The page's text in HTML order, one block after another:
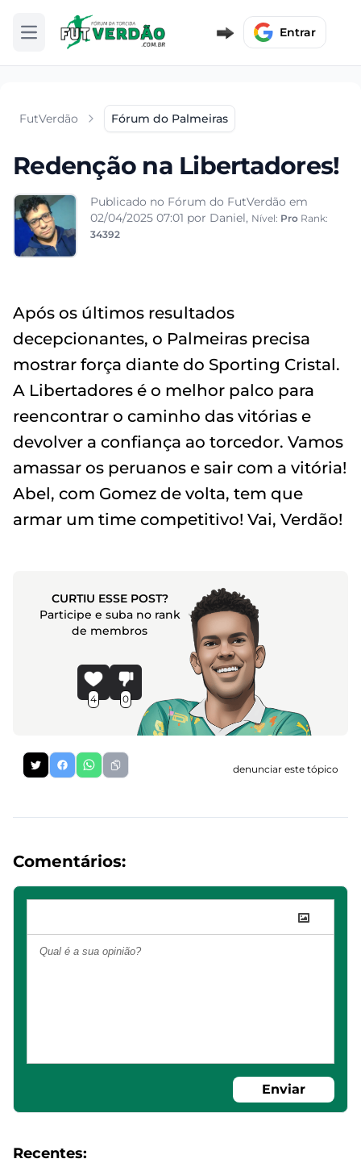
Abrir menu Entrar
FutVerdão Fórum do Palmeiras
Redenção na Libertadores!
Publicado no Fórum do FutVerdão em
02/04/2025 07:01 por Daniel, Nível: Pro Rank:
34392
Após os últimos resultados
decepcionantes, o Palmeiras precisa
mostrar força diante do Sporting Cristal.
A Libertadores é o melhor palco para
reencontrar o caminho das vitórias e
devolver a confiança ao torcedor. Vamos
amassar os peruanos e sair com a vitória!
Abel, com Gomez de volta, tem que
armar um time competitivo! Vai, Verdão!
CURTIU ESSE POST?
Participe e suba no rank
de membros
4 0
denunciar este tópico
Comentários:
Enviar
Recentes: